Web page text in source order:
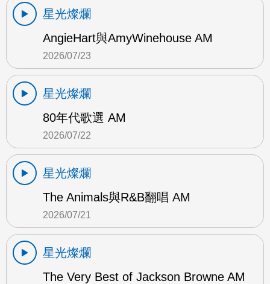
星光燦爛
AngieHart與AmyWinehouse AM
2026/07/23
星光燦爛
80年代歌選 AM
2026/07/22
星光燦爛
The Animals與R&B翻唱 AM
2026/07/21
星光燦爛
The Very Best of Jackson Browne AM